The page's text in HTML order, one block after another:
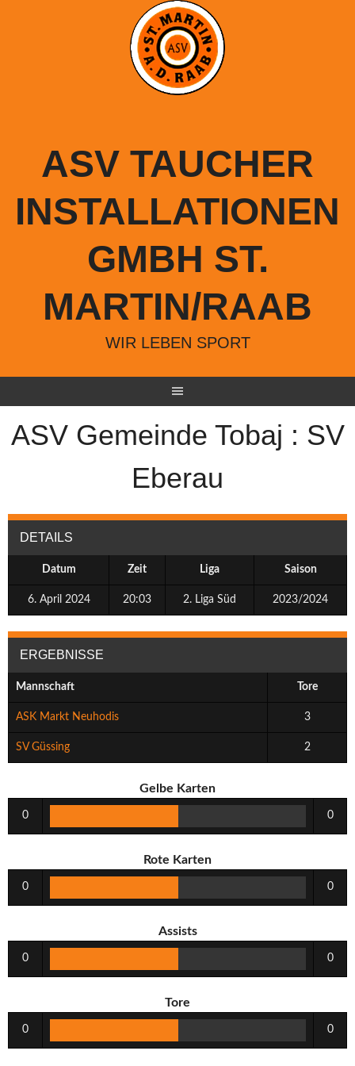
ASV TAUCHER
INSTALLATIONEN
GMBH ST.
MARTIN/RAAB
WIR LEBEN SPORT
ASV Gemeinde Tobaj : SV
Eberau
DETAILS
Datum Zeit Liga Saison
6. April 2024 20:03 2. Liga Süd 2023/2024
ERGEBNISSE
Mannschaft Tore
ASK Markt Neuhodis 3
SV Güssing 2
Gelbe Karten
0 0
Rote Karten
0 0
Assists
0 0
Tore
0 0